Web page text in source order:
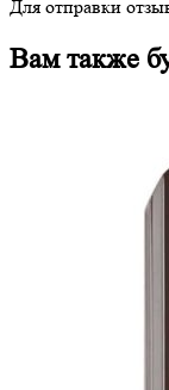
Для отправки
Вам также